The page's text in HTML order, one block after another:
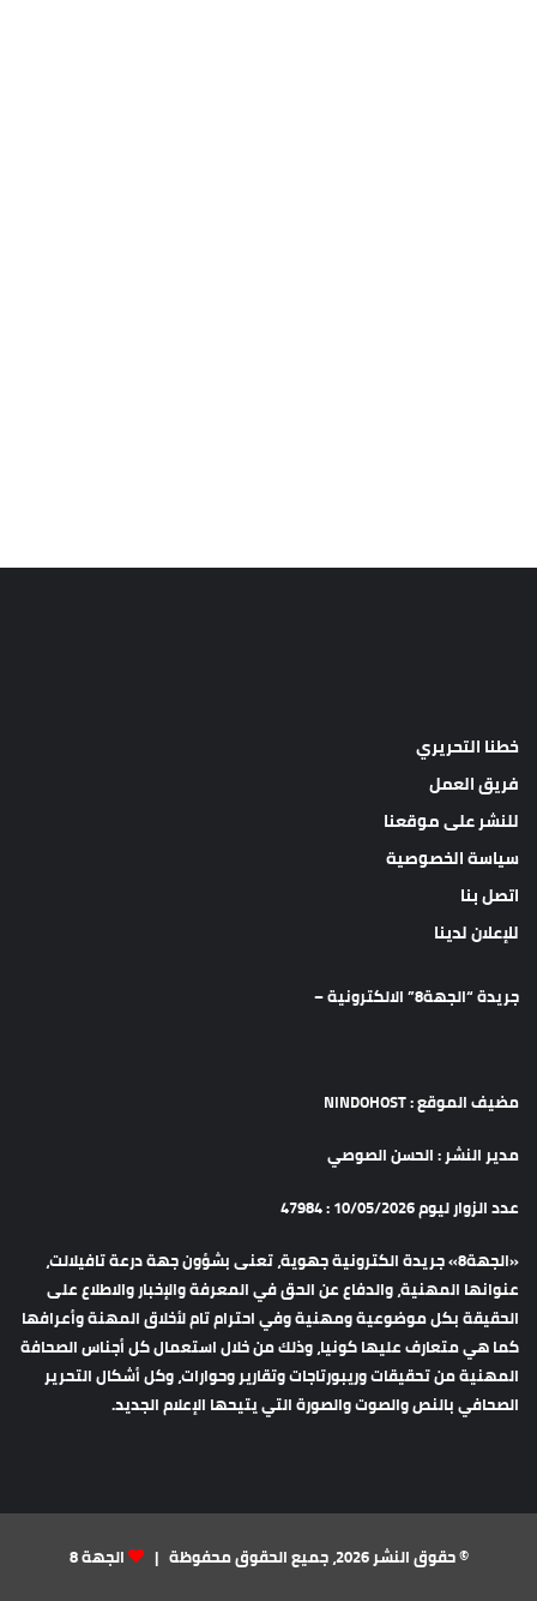
خطنا التحريري
فريق العمل
للنشر على موقعنا
سياسة الخصوصية
اتصل بنا
للإعلان لدينا
جريدة “الجهة8” الالكترونية –
مضيف الموقع : NINDOHOST
مدير النشر : الحسن الصوصي
عدد الزوار ليوم 10/05/2026 : 47984
«الجهة8» جريدة الكترونية جهوية، تعنى بشؤون جهة درعة تافيلالت،
عنوانها المهنية، والدفاع عن الحق في المعرفة والإخبار والاطلاع على
الحقيقة بكل موضوعية ومهنية وفي احترام تام لأخلاق المهنة وأعرافها
كما هي متعارف عليها كونيا، وذلك من خلال استعمال كل أجناس الصحافة
المهنية من تحقيقات وريبورتاجات وتقارير وحوارات، وكل أشكال التحرير
الصحافي بالنص والصوت والصورة التي يتيحها الإعلام الجديد.
© حقوق النشر 2026، جميع الحقوق محفوظة | الجهة 8